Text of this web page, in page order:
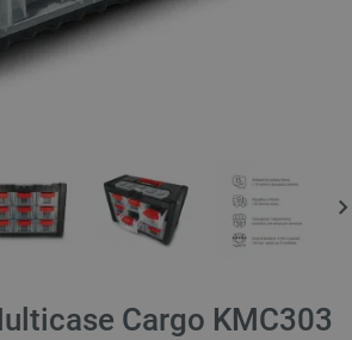
Cargo KMC303